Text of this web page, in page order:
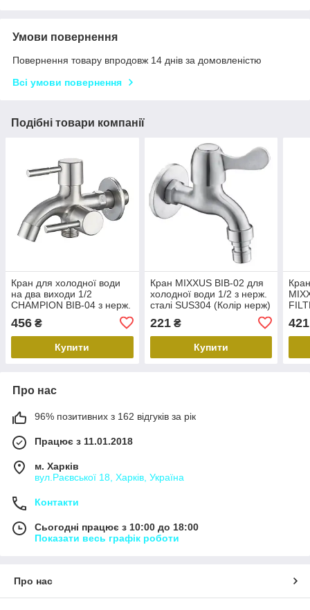
Умови повернення
Повернення товару впродовж 14 днів за домовленістю
Всі умови повернення
Подібні товари компанії
Кран для холодної води
на два виходи 1/2
CHAMPION BIB-04 з нерж.
456 ₴
Купити
Кран MIXXUS BIB-02 для
холодної води 1/2 з нерж.
сталі SUS304 (Колір нерж)
221₴
Купити
421
Про нас
96% позитивних з 162 відгуків за рік
Працює з 11.01.2018
м. Харків
вул.Раєвської 18, Харків, Україна
Контакти
Сьогодні працює з 10:00 до 18:00
Показати весь графік роботи
Про нас